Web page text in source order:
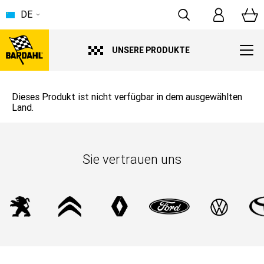
UNSERE PRODUKTE
DE
Dieses Produkt ist nicht verfügbar in dem ausgewählten
Land.
Sie vertrauen uns